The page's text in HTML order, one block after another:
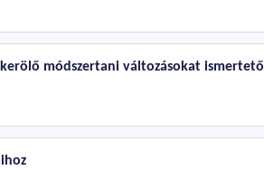
módszertani változásokat ismertető